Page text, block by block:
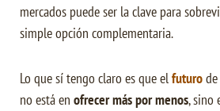
mercados puede ser la clave para
simple opción complementaria.
Lo que sí tengo claro es que elfuturo
no está en ofrecer más por menos, sino